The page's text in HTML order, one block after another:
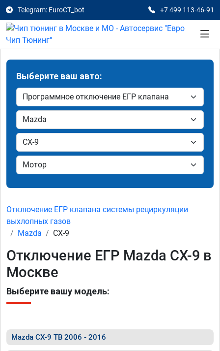
Telegram: EuroCT_bot +7 499 113-46-91
Выберите ваш авто:
Отключение ЕГР клапана системы рециркуляции
выхлопных газов
Mazda
CX-9
Отключение ЕГР Mazda CX-9 в
Москве
Выберите вашу модель:
Mazda CX-9 TB 2006 - 2016